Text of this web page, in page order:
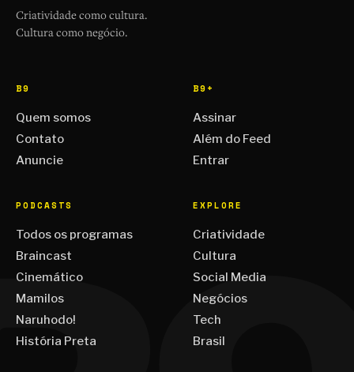
Criatividade como cultura.
Cultura como negócio.
B9
Quem somos
Contato
Anuncie
B9+
Assinar
Além do Feed
Entrar
PODCASTS
Todos os programas
Braincast
Cinemático
Mamilos
Naruhodo!
História Preta
EXPLORE
Criatividade
Cultura
Social Media
Negócios
Tech
Brasil